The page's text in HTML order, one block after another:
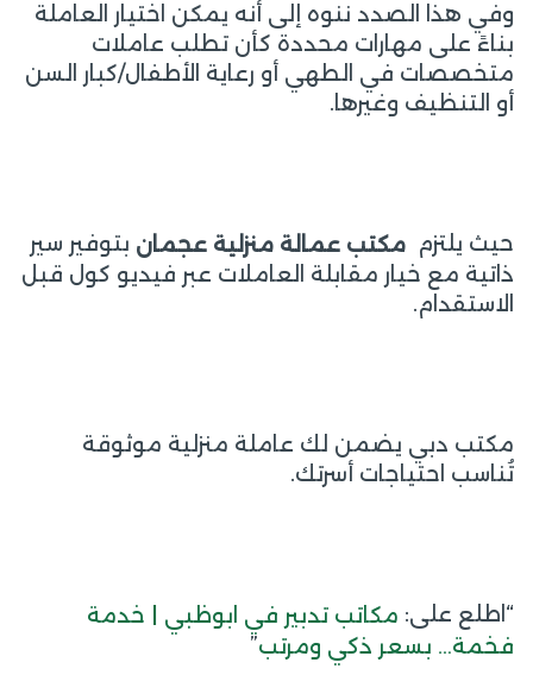
وفي هذا الصدد ننوه إلى أنه يمكن اختيار العاملة
بناءً على مهارات محددة كأن تطلب عاملات
متخصصات في الطهي أو رعاية الأطفال/كبار السن
أو التنظيف وغيرها.
حيث يلتزم مكتب عمالة منزلية عجمان بتوفير سير
ذاتية مع خيار مقابلة العاملات عبر فيديو كول قبل
الاستقدام.
مكتب دبي يضمن لك عاملة منزلية موثوقة
تُناسب احتياجات أسرتك.
“اطلع على: مكاتب تدبير في ابوظبي | خدمة
فخمة… بسعر ذكي ومرتب”